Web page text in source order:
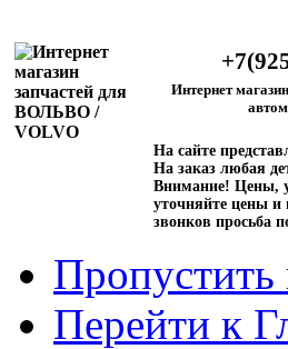
Интернет
На сайте
На заказ любая
Внимание! Цены,
уточняйте цены и
звонков просьба
Пропустить
Перейти к